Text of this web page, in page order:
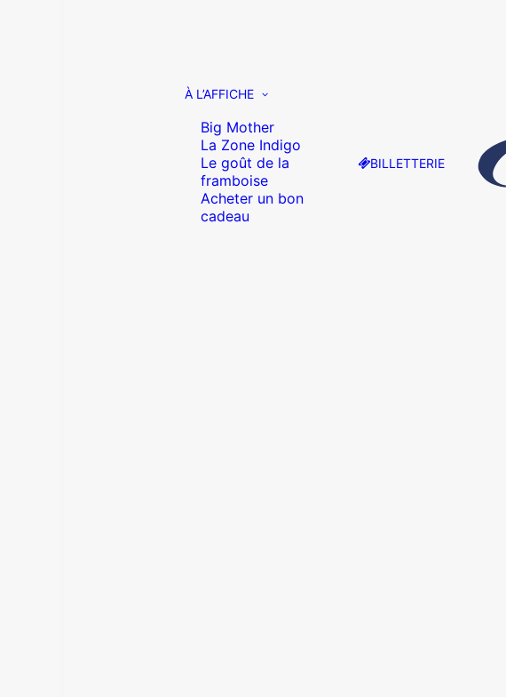
À L’AFFICHE
Big Mother
La Zone Indigo
Le goût de la
framboise
Acheter un bon
cadeau
BILLETTERIE